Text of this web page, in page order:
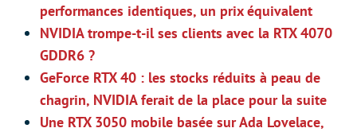
performances identiques, un prix équivalent
NVIDIA trompe-t-il ses clients avec la RTX 4070
GDDR6 ?
GeForce RTX 40 : les stocks réduits à peau de
chagrin, NVIDIA ferait de la place pour la suite
Une RTX 3050 mobile basée sur Ada Lovelace,